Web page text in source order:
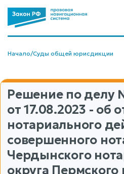
Начало/Суды общей юрисдикции
Решение по делу
от 17.08.2023 - об
нотариального
совершенного
Чердынского
округа